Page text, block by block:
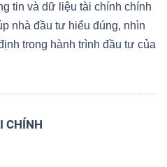
tin và dữ liệu tài chính chính
nhà đầu tư hiểu đúng, nhìn
trong hành trình đầu tư của
CHÍNH